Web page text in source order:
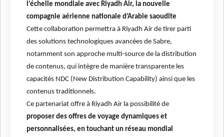
l’échelle mondiale avec Riyadh Air, la nouvelle
compagnie aérienne nationale d’Arabie saoudite
Cette collaboration permettra à Riyadh Air de tirer parti
des solutions technologiques avancées de Sabre,
notamment son approche multi-source de la distribution
de contenus, qui intègre de manière transparente les
capacités NDC (New Distribution Capability) ainsi que les
contenus traditionnels.
Ce partenariat offre à Riyadh Air la possibilité de
proposer des offres de voyage dynamiques et
personnalisées, en touchant un réseau mondial